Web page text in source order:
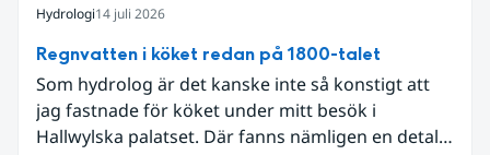
Hydrologi14 juli 2026
Regnvatten i köket redan på 1800-talet
Som hydrolog är det kanske inte så konstigt att
jag fastnade för köket under mitt besök i
Hallwylska palatset. Där fanns nämligen en detalj